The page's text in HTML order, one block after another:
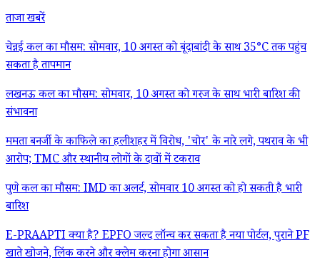
ताजा खबरें
चेन्नई कल का मौसम: सोमवार, 10 अगस्त को बूंदाबांदी के साथ 35°C तक पहुंच
सकता है तापमान
लखनऊ कल का मौसम: सोमवार, 10 अगस्त को गरज के साथ भारी बारिश की
संभावना
ममता बनर्जी के काफिले का हलीशहर में विरोध, 'चोर' के नारे लगे, पथराव के भी
आरोप; TMC और स्थानीय लोगों के दावों में टकराव
पुणे कल का मौसम: IMD का अलर्ट, सोमवार 10 अगस्त को हो सकती है भारी
बारिश
E-PRAAPTI क्या है? EPFO जल्द लॉन्च कर सकता है नया पोर्टल, पुराने PF
खाते खोजने, लिंक करने और क्लेम करना होगा आसान